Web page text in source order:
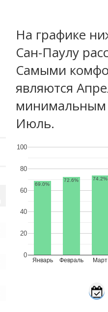
На графике
Сан-Паулу
Самыми
являются
минимальным
Июль.
Январь Февраль Март
0
20
40
60
80
100
69.0%
72.6% 74.2%